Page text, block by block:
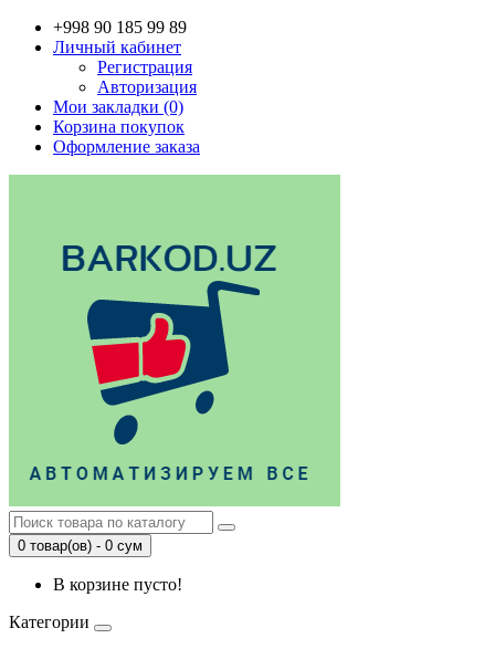
+998 90 185 99 89
Личный кабинет
Регистрация
Авторизация
Мои закладки (0)
Корзина покупок
Оформление заказа
0 товар(ов) - 0 сум
В корзине пусто!
Категории